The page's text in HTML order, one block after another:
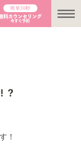
簡単30秒
料カウンセリング
今すぐ予約 メ
？
！